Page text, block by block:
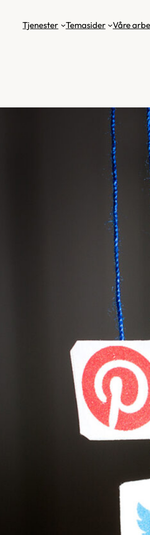
Tjenester Temasider Våre